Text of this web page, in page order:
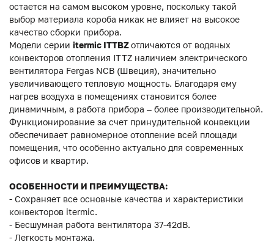
остается на самом высоком уровне, поскольку такой
выбор материала короба никак не влияет на высокое
качество сборки прибора.
Модели серии itermic ITTBZотличаются от водяных
конвекторов отопления ITTZ наличием электрического
вентилятора Fergas NCB (Швеция), значительно
увеличивающего тепловую мощность. Благодаря ему
нагрев воздуха в помещениях становится более
динамичным, а работа прибора – более производительной.
Функционирование за счет принудительной конвекции
обеспечивает равномерное отопление всей площади
помещения, что особенно актуально для современных
офисов и квартир.
ОСОБЕННОСТИ И ПРЕИМУЩЕСТВА:
- Сохраняет все основные качества и характеристики
конвекторов itermic.
- Бесшумная работа вентилятора 37-42dB.
- Легкость монтажа.